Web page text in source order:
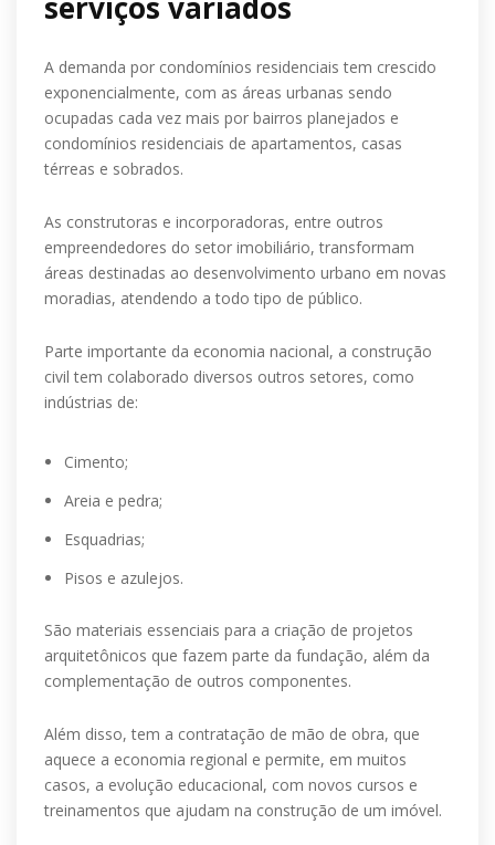
serviços variados
A demanda por condomínios residenciais tem crescido
exponencialmente, com as áreas urbanas sendo
ocupadas cada vez mais por bairros planejados e
condomínios residenciais de apartamentos, casas
térreas e sobrados.
As construtoras e incorporadoras, entre outros
empreendedores do setor imobiliário, transformam
áreas destinadas ao desenvolvimento urbano em novas
moradias, atendendo a todo tipo de público.
Parte importante da economia nacional, a construção
civil tem colaborado diversos outros setores, como
indústrias de:
Cimento;
Areia e pedra;
Esquadrias;
Pisos e azulejos.
São materiais essenciais para a criação de projetos
arquitetônicos que fazem parte da fundação, além da
complementação de outros componentes.
Além disso, tem a contratação de mão de obra, que
aquece a economia regional e permite, em muitos
casos, a evolução educacional, com novos cursos e
treinamentos que ajudam na construção de um imóvel.